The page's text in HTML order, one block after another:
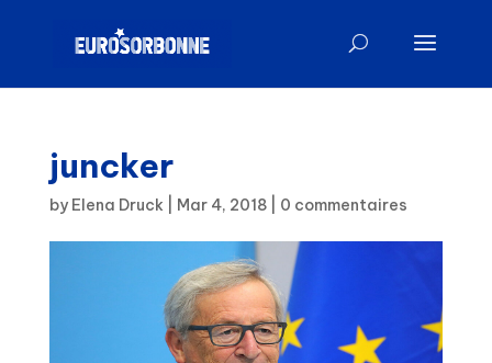
juncker
by Elena Druck Mar 4, 2018| 0 commentaires